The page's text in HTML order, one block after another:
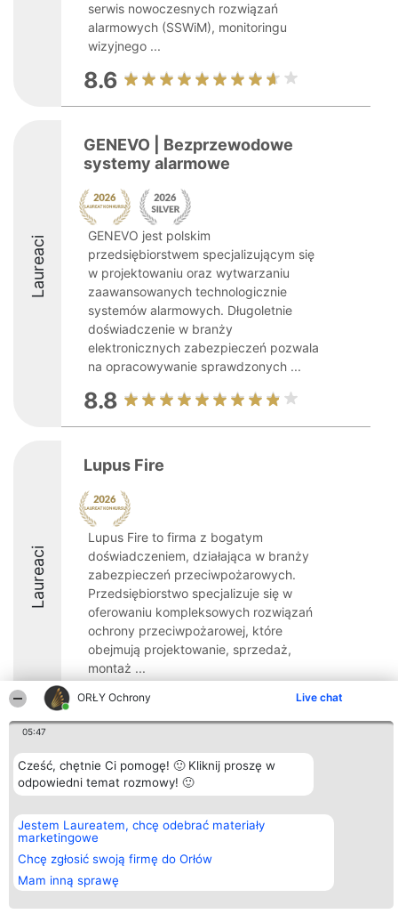
ORŁY Ochrony Live chat
05:47
Cześć, chętnie Ci pomogę! 🙂 Kliknij proszę w
odpowiedni temat rozmowy! 🙂
Jestem Laureatem, chcę odebrać materiały
marketingowe
Chcę zgłosić swoją firmę do Orłów
Mam inną sprawę
serwis nowoczesnych rozwiązań
alarmowych (SSWiM), monitoringu
wizyjnego ...
8.6
Laureaci
GENEVO | Bezprzewodowe
systemy alarmowe
GENEVO jest polskim
przedsiębiorstwem specjalizującym się
w projektowaniu oraz wytwarzaniu
zaawansowanych technologicznie
systemów alarmowych. Długoletnie
doświadczenie w branży
elektronicznych zabezpieczeń pozwala
na opracowywanie sprawdzonych ...
8.8
Laureaci
Lupus Fire
Lupus Fire to firma z bogatym
doświadczeniem, działająca w branży
zabezpieczeń przeciwpożarowych.
Przedsiębiorstwo specjalizuje się w
oferowaniu kompleksowych rozwiązań
ochrony przeciwpożarowej, które
obejmują projektowanie, sprzedaż,
montaż ...
8
Organizator plebiscytu
Bright Side Solutions sp. z o.
o. sp. k.
Wrocław 50-079
KRS 0000749100 | Regon
381313360 | NIP 8943132676
+48 508 492 400
Plebiscyt
Laureaci
Lista
Laureatów
Zasady
Polityka
Kontakt